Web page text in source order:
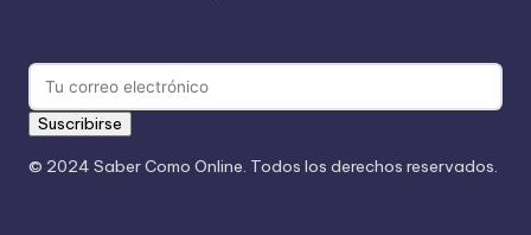
Suscribirse
© 2024 Saber Como Online. Todos los derechos reservados.